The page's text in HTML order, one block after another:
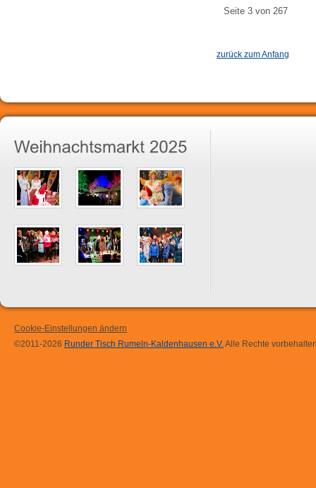
Seite 3 von 267
zurück zum Anfang
Cookie-Einstellungen ändern
©2011-2026 Runder Tisch Rumeln-Kaldenhausen e.V.Alle Rechte